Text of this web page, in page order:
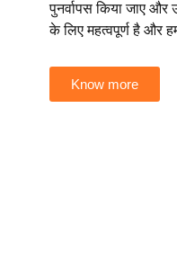
पुनर्वापस किया जाए
के लिए महत्वपूर्ण है और
Know more